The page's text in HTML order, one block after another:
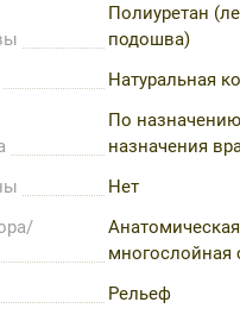
Полиуретан
подошва)
Натуральная
По
назначения
Нет
Анатомическая
многослойная
Рельеф